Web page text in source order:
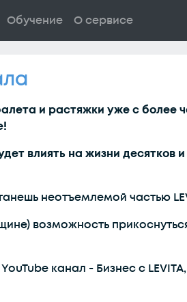
Обучение О сервисе
и растяжки уже с
влиять на жизни десятков
неотъемлемой частью
возможность
канал - Бизнес с